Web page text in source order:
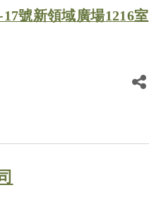
號新領域廣場1216室